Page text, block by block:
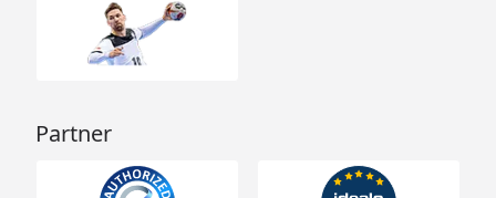
Partner